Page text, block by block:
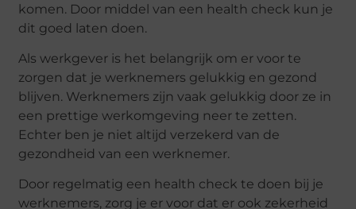
komen. Door middel van een health check kun je
dit goed laten doen.
Als werkgever is het belangrijk om er voor te
zorgen dat je werknemers gelukkig en gezond
blijven. Werknemers zijn vaak gelukkig door ze in
een prettige werkomgeving neer te zetten.
Echter ben je niet altijd verzekerd van de
gezondheid van een werknemer.
Door regelmatig een health check te doen bij je
werknemers, zorg je er voor dat er ook zekerheid